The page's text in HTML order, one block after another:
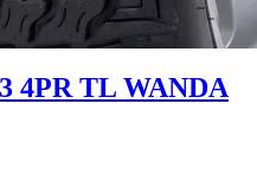
4PR TL WANDA